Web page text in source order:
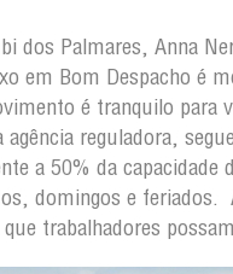
dos Palmares, Anna
em Bom Despacho é
é tranquilo para
reguladora,
a 50% da
domingos e
trabalhadores